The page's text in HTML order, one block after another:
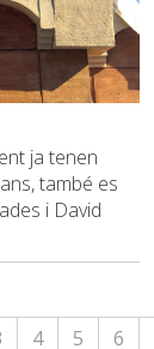
ja tenen
també es
i David
4 5 6